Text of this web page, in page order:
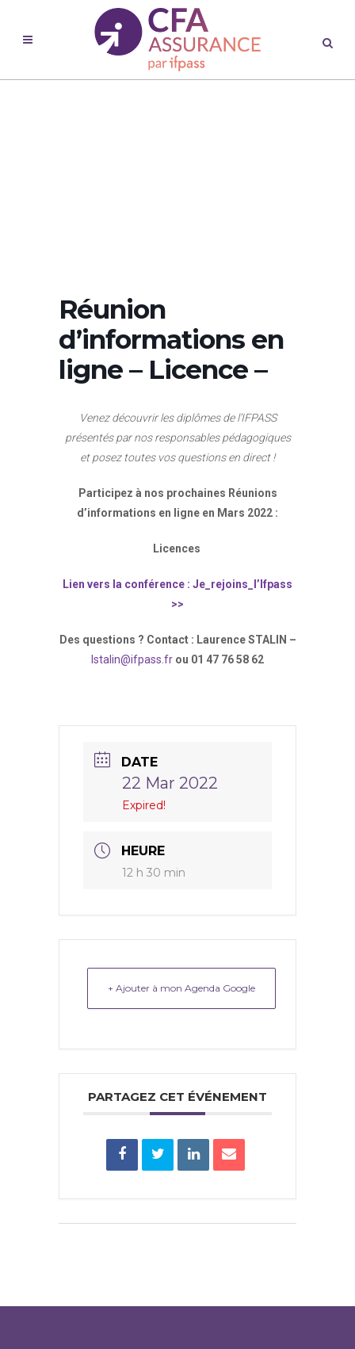
Réunion
d’informations en
ligne – Licence –
Venez découvrir les diplômes de l’IFPASS
présentés par nos responsables pédagogiques
et posez toutes vos questions en direct !
Participez à nos prochaines Réunions
d’informations en ligne en Mars 2022 :
Licences
Lien vers la conférence : Je_rejoins_l’Ifpass
>>
Des questions ? Contact : Laurence STALIN –
lstalin@ifpass.fr ou 01 47 76 58 62
DATE
22 Mar 2022
Expired!
HEURE
12 h 30 min
+ Ajouter à mon Agenda Google
PARTAGEZ CET ÉVÉNEMENT